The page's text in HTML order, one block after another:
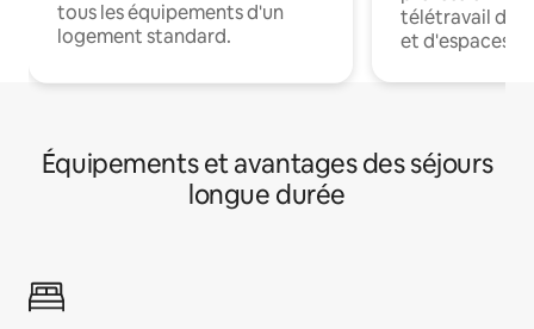
tous les équipements d'un
logement standard.
télétravail
et d'espaces
Équipements et avantages des séjours
longue durée